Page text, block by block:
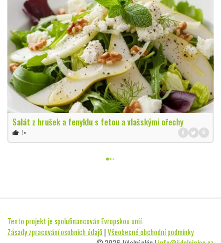
Salát z hrušek a fenyklu s fetou a vlašskými ořechy
thumb_up 1×
Tento projekt je spolufinancován Evropskou unií.
Zásady zpracování osobních údajů |Všeobecné obchodní podmínky